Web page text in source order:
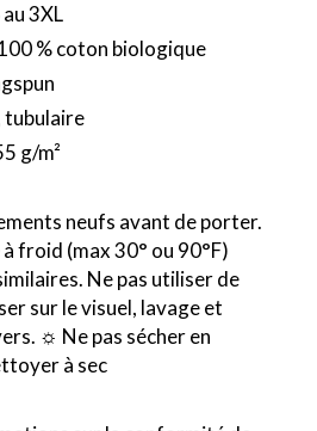
3XL
% coton biologique
tubulaire
g/m²
neufs avant de porter.
froid (max 30° ou 90°F)
Ne pas utiliser de
sur le visuel, lavage et
☼ Ne pas sécher en
à sec